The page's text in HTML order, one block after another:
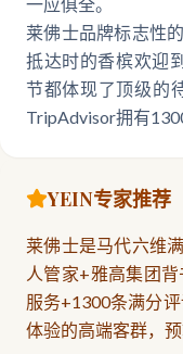
莱佛士品牌标志性
抵达时的香槟欢迎
节都体现了顶级的
TripAdvisor拥有
YEIN专家推荐
莱佛士是马代六维
人管家+雅高集团
服务+1300条满分
体验的高端客群，预